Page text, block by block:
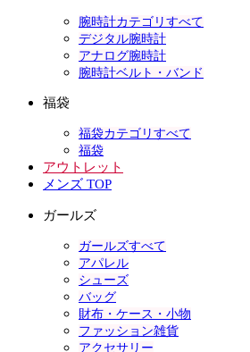
腕時計カテゴリすべて
デジタル腕時計
アナログ腕時計
腕時計ベルト・バンド
福袋
福袋カテゴリすべて
福袋
アウトレット
メンズ TOP
ガールズ
ガールズすべて
アパレル
シューズ
バッグ
財布・ケース・小物
ファッション雑貨
アクセサリー